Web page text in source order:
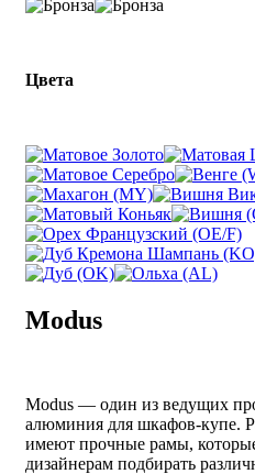
Цвета
Modus
Modus — один из ведущих
алюминия для шкафов-купе.
имеют прочные рамы,
дизайнерам подбирать